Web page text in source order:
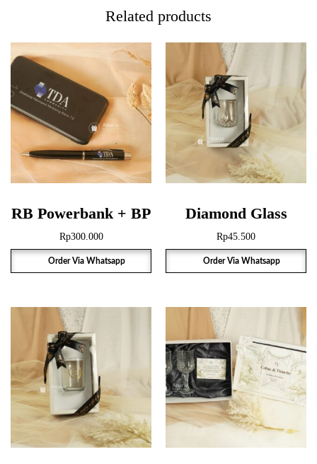
Related products
RB Powerbank + BP
Rp300.000
Order Via Whatsapp
Diamond Glass
Rp45.500
Order Via Whatsapp